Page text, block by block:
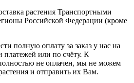
растения Транспортными
Российской Федерации (кроме
полную оплату за заказ у нас на
платежей или по счёту. К
не оплачен, мы не можем
и отправить их Вам.